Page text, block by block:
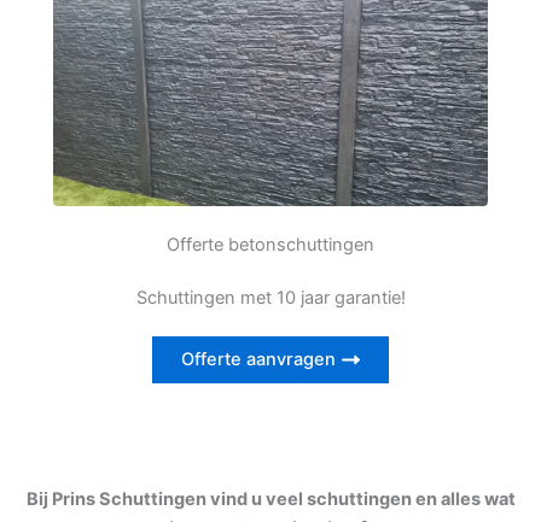
Offerte betonschuttingen
Schuttingen met 10 jaar garantie!
Offerte aanvragen
Bij Prins Schuttingen vind u veel schuttingen en alles wat